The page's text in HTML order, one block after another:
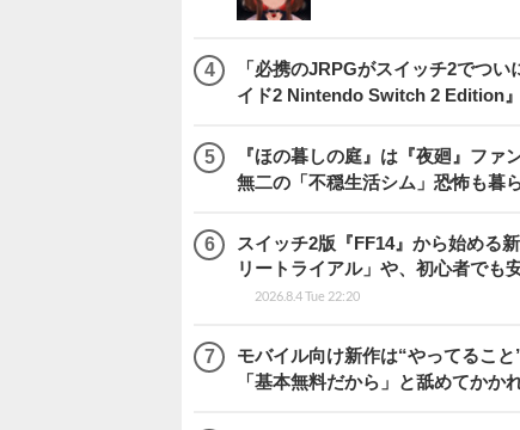
「必携のJRPGがスイッチ2でつ
イド2 Nintendo Switch 2 Edition』
『ほの暮しの庭』は『夜廻』フ
無二の「不穏生活シム」恐怖も暮
スイッチ2版『FF14』から始める
リートライアル」や、初心者でも
2026.8.4 Tue 22:20
モバイル向け新作は“やってるこ
「基本無料だから」と舐めてかか